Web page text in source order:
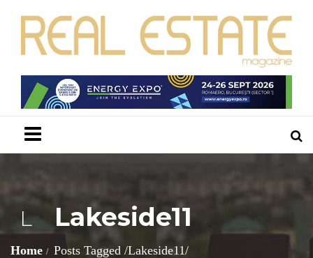
L Lakeside11
Home Posts Tagged /Lakeside11/